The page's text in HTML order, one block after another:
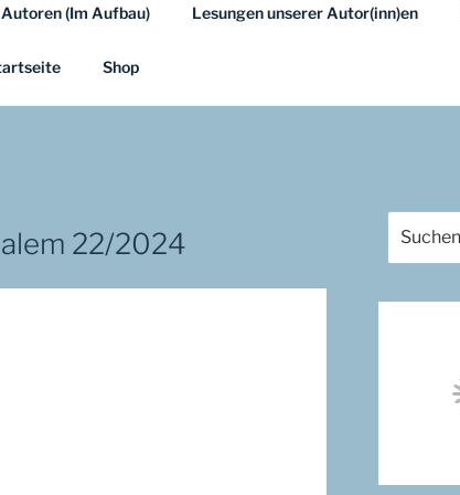
…
(Im Aufbau) Lesungen unserer Autor(inn)en
Shop
22/2024
nach: